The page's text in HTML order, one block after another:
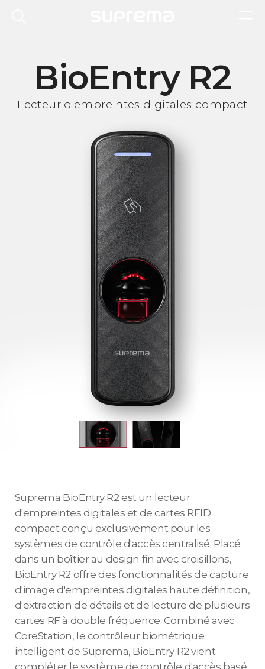
BioEntry R2
Lecteur d'empreintes digitales compact
Suprema BioEntry R2 est un lecteur
d'empreintes digitales et de cartes RFID
compact conçu exclusivement pour les
systèmes de contrôle d'accès centralisé. Placé
dans un boîtier au design fin avec croisillons,
BioEntry R2 offre des fonctionnalités de capture
d'image d'empreintes digitales haute définition,
d'extraction de détails et de lecture de plusieurs
cartes RF à double fréquence. Combiné avec
CoreStation, le contrôleur biométrique
intelligent de Suprema, BioEntry R2 vient